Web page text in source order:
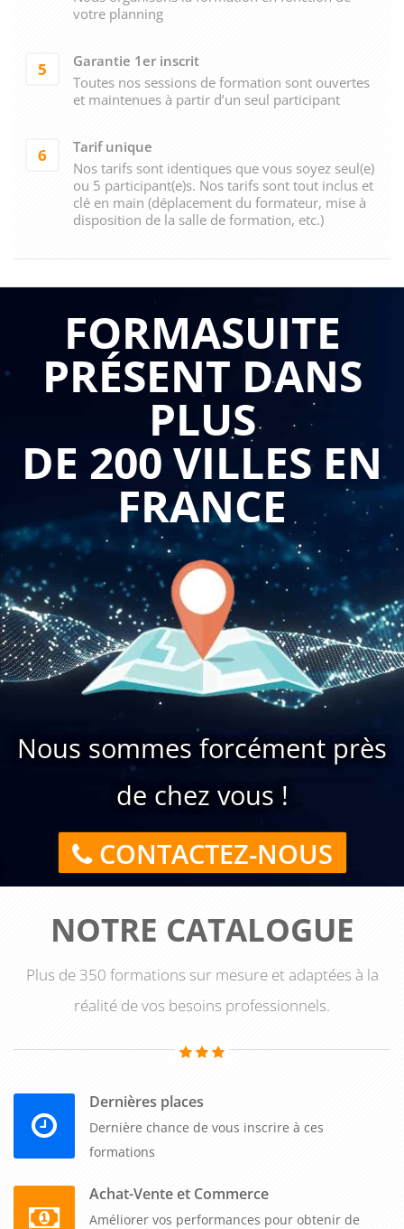
votre planning
5
Garantie 1er inscrit
Toutes nos sessions de formation sont ouvertes
et maintenues à partir d’un seul participant
6
Tarif unique
Nos tarifs sont identiques que vous soyez seul(e)
ou 5 participant(e)s. Nos tarifs sont tout inclus et
clé en main (déplacement du formateur, mise à
disposition de la salle de formation, etc.)
FORMASUITE
PRÉSENT DANS
PLUS
DE 200 VILLES EN
FRANCE
Nous sommes forcément près
de chez vous !
CONTACTEZ-NOUS
NOTRE CATALOGUE
Plus de 350 formations sur mesure et adaptées à la
réalité de vos besoins professionnels.
Dernières places
Dernière chance de vous inscrire à ces
formations
Achat-Vente et Commerce
Améliorer vos performances pour obtenir de